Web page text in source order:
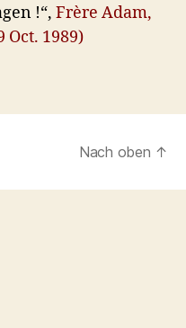
!“, Frère Adam,
Oct. 1989)
Nach oben ↑